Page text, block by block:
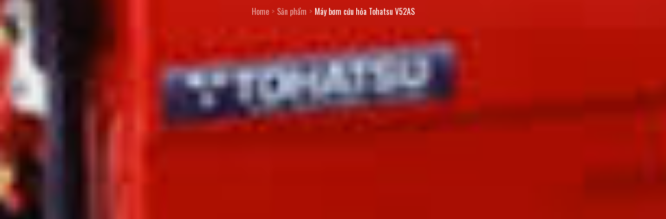
Home Sản phẩm Máy bơm cứu hỏa Tohatsu V52AS